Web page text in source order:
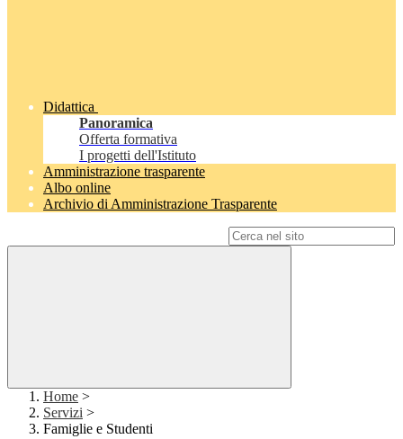
Didattica
Panoramica
Offerta formativa
I progetti dell'Istituto
Amministrazione trasparente
Albo online
Archivio di Amministrazione Trasparente
Home >
Servizi >
Famiglie e Studenti